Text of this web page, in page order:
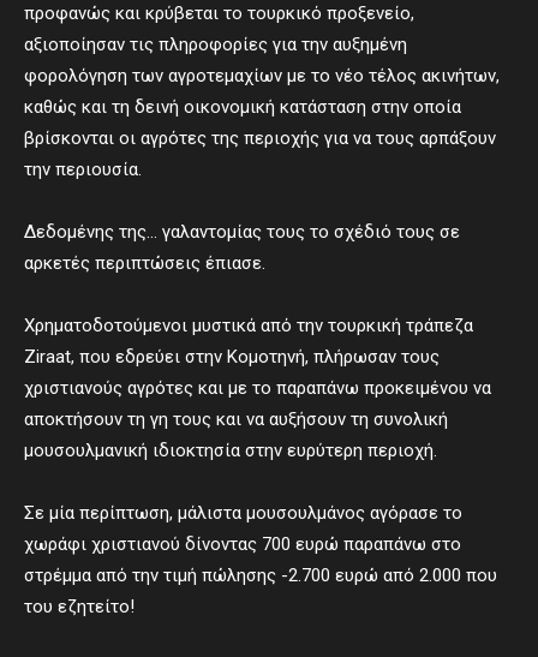
προφανώς και κρύβεται το τουρκικό προξενείο,
αξιοποίησαν τις πληροφορίες για την αυξημένη
φορολόγηση των αγροτεμαχίων με το νέο τέλος ακινήτων,
καθώς και τη δεινή οικονομική κατάσταση στην οποία
βρίσκονται οι αγρότες της περιοχής για να τους αρπάξουν
την περιουσία.
Δεδομένης της… γαλαντομίας τους το σχέδιό τους σε
αρκετές περιπτώσεις έπιασε.
Χρηματοδοτούμενοι μυστικά από την τουρκική τράπεζα
Ziraat, που εδρεύει στην Κομοτηνή, πλήρωσαν τους
χριστιανούς αγρότες και με το παραπάνω προκειμένου να
αποκτήσουν τη γη τους και να αυξήσουν τη συνολική
μουσουλμανική ιδιοκτησία στην ευρύτερη περιοχή.
Σε μία περίπτωση, μάλιστα μουσουλμάνος αγόρασε το
χωράφι χριστιανού δίνοντας 700 ευρώ παραπάνω στο
στρέμμα από την τιμή πώλησης -2.700 ευρώ από 2.000 που
του εζητείτο!